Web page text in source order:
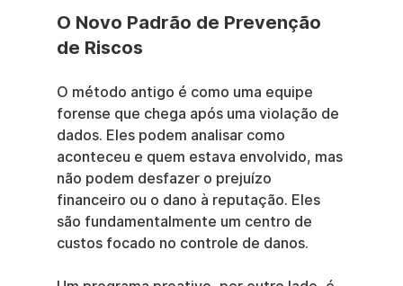
O Novo Padrão de Prevenção
de Riscos
O método antigo é como uma equipe
forense que chega após uma violação de
dados. Eles podem analisar como
aconteceu e quem estava envolvido, mas
não podem desfazer o prejuízo
financeiro ou o dano à reputação. Eles
são fundamentalmente um centro de
custos focado no controle de danos.